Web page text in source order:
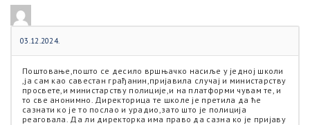
03.12.2024.
Поштовање,пошто се десило вршњачко насиље у једној школи
,ја сам као савестан грађанин,пријавила случај и министарству
просвете,и министарству полиције,и на платформи чувам те, и
то све анонимно. Директорица те школе је претила да ће
сазнати ко је то послао и урадио,зато што је полиција
реаговала. Да ли директорка има право да сазна ко је пријаву